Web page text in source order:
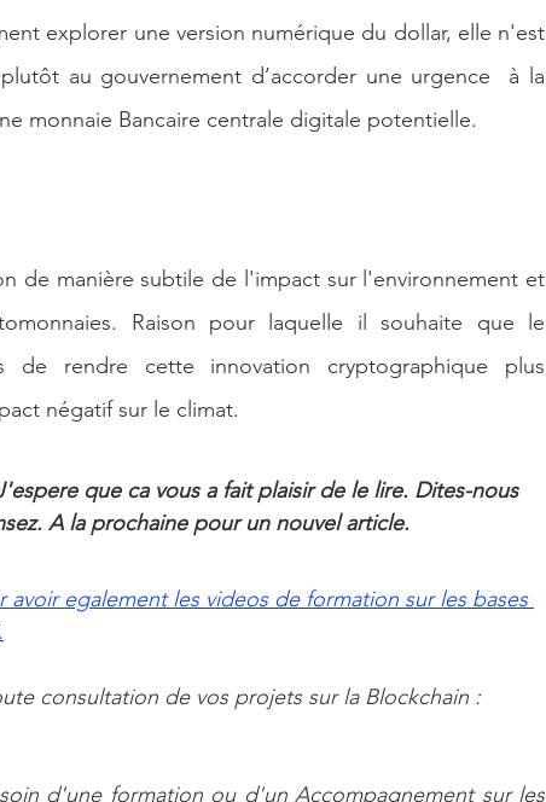
explorer une version numérique du dollar, elle n'est
au gouvernement d’accorder une urgence  à la
monnaie Bancaire centrale digitale potentielle.
de manière subtile de l'impact sur l'environnement et
Raison pour laquelle il souhaite que le
négatif sur le climat.
que ca vous a fait plaisir de le lire. Dites-nous
A la prochaine pour un nouvel article.
avoir egalement les videos de formation sur les bases
consultation de vos projets sur la Blockchain :
d'une formation ou d'un Accompagnement sur les